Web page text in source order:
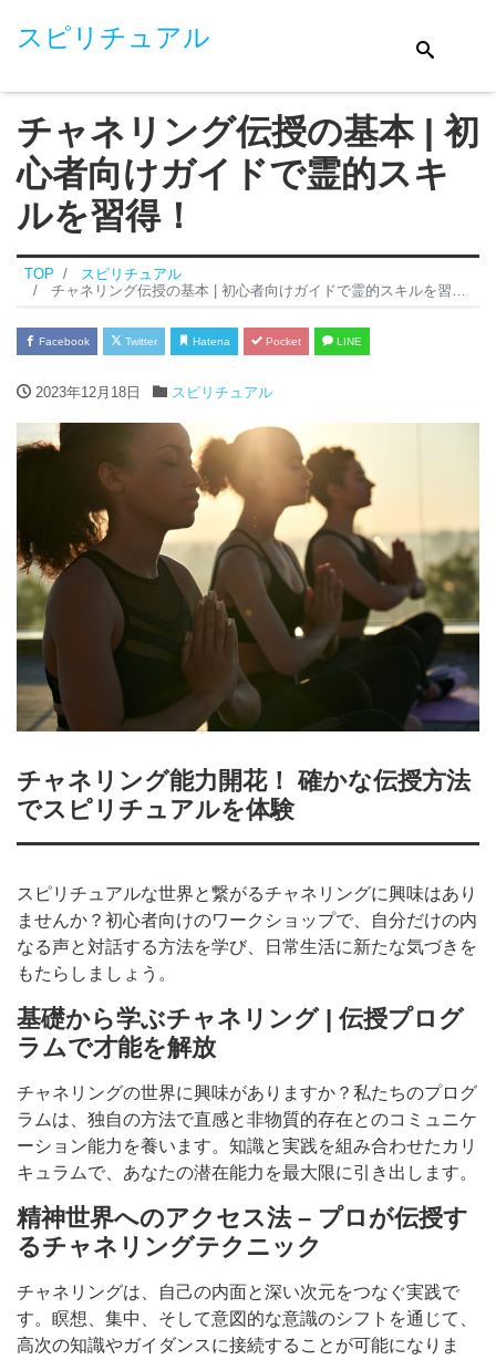
スピリチュアル
チャネリング伝授の基本 | 初
心者向けガイドで霊的スキ
ルを習得！
TOP
スピリチュアル
チャネリング伝授の基本 | 初心者向けガイドで霊的スキルを習得！
Facebook Twitter Hatena Pocket LINE
2023年12月18日 スピリチュアル
チャネリング能力開花！ 確かな伝授方法
でスピリチュアルを体験
スピリチュアルな世界と繋がるチャネリングに興味はあり
ませんか？初心者向けのワークショップで、自分だけの内
なる声と対話する方法を学び、日常生活に新たな気づきを
もたらしましょう。
基礎から学ぶチャネリング | 伝授プログ
ラムで才能を解放
チャネリングの世界に興味がありますか？私たちのプログ
ラムは、独自の方法で直感と非物質的存在とのコミュニケ
ーション能力を養います。知識と実践を組み合わせたカリ
キュラムで、あなたの潜在能力を最大限に引き出します。
精神世界へのアクセス法 – プロが伝授す
るチャネリングテクニック
チャネリングは、自己の内面と深い次元をつなぐ実践で
す。瞑想、集中、そして意図的な意識のシフトを通じて、
高次の知識やガイダンスに接続することが可能になりま